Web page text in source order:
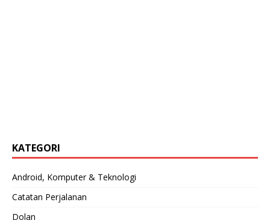
KATEGORI
Android, Komputer & Teknologi
Catatan Perjalanan
Dolan